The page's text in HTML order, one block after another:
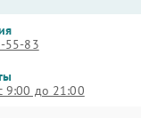
55-83
9:00 до 21:00